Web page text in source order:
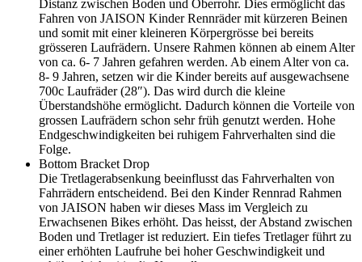
Distanz zwischen Boden und Oberrohr. Dies ermöglicht das
Fahren von JAISON Kinder Rennräder mit kürzeren Beinen
und somit mit einer kleineren Körpergrösse bei bereits
grösseren Laufrädern. Unsere Rahmen können ab einem Alter
von ca. 6- 7 Jahren gefahren werden. Ab einem Alter von ca.
8- 9 Jahren, setzen wir die Kinder bereits auf ausgewachsene
700c Laufräder (28″). Das wird durch die kleine
Überstandshöhe ermöglicht. Dadurch können die Vorteile von
grossen Laufrädern schon sehr früh genutzt werden. Hohe
Endgeschwindigkeiten bei ruhigem Fahrverhalten sind die
Folge.
Bottom Bracket Drop
Die Tretlagerabsenkung beeinflusst das Fahrverhalten von
Fahrrädern entscheidend. Bei den Kinder Rennrad Rahmen
von JAISON haben wir dieses Mass im Vergleich zu
Erwachsenen Bikes erhöht. Das heisst, der Abstand zwischen
Boden und Tretlager ist reduziert. Ein tiefes Tretlager führt zu
einer erhöhten Laufruhe bei hoher Geschwindigkeit und